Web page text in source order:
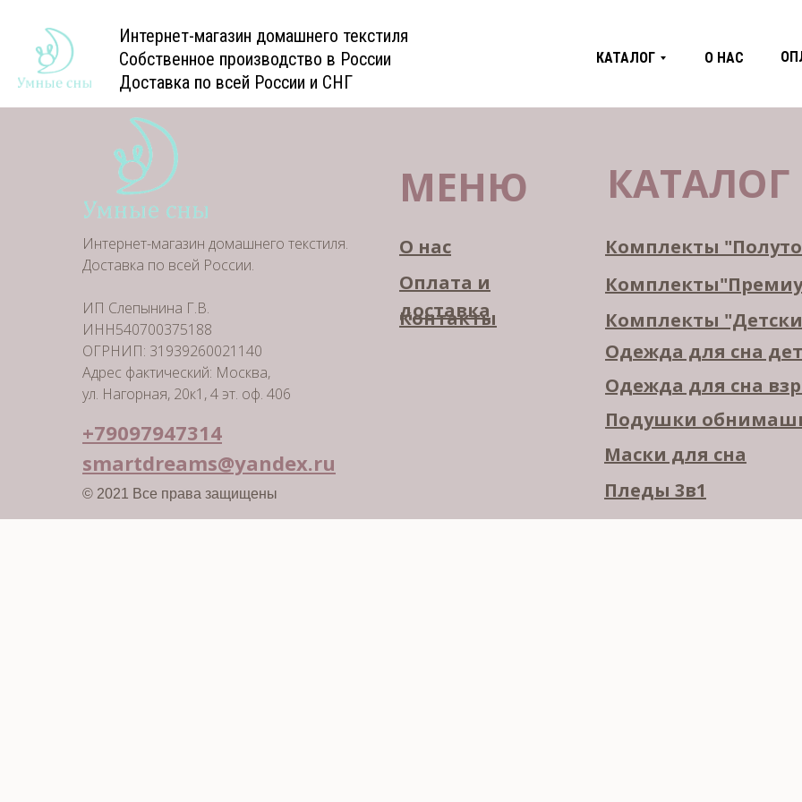
КАТАЛОГ О НАС
Интернет-магазин домашнего текстиля
Собственное производство в России
Доставка по всей России и СНГ
Интернет-магазин домашнего текстиля.
Доставка по всей России.
ИП Слепынина Г.В.
ИНН540700375188
ОГРНИП: 31939260021140
Адрес фактический: Москва,
ул. Нагорная, 20к1, 4 эт. оф. 406
© 2021 Все права защищены
МЕНЮ КАТАЛОГ
Комплекты
Комплекты
Одежда для сна
Одежда для сна
Подушки
Маски для сна
Пледы 3в1
О нас
Оплата и
доставка
Контакты
+79097947314
smartdreams@yandex.ru